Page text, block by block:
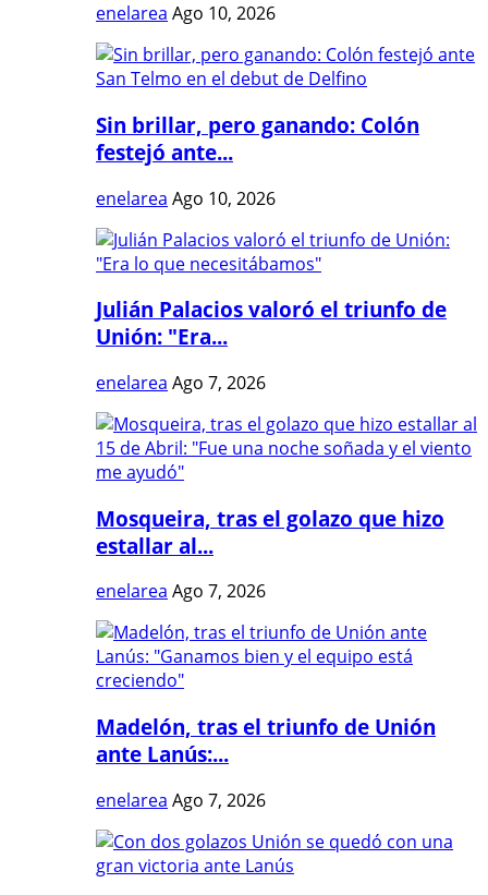
enelarea Ago 10, 2026
Sin brillar, pero ganando: Colón
festejó ante...
enelarea Ago 10, 2026
Julián Palacios valoró el triunfo de
Unión: "Era...
enelarea Ago 7, 2026
Mosqueira, tras el golazo que hizo
estallar al...
enelarea Ago 7, 2026
Madelón, tras el triunfo de Unión
ante Lanús:...
enelarea Ago 7, 2026